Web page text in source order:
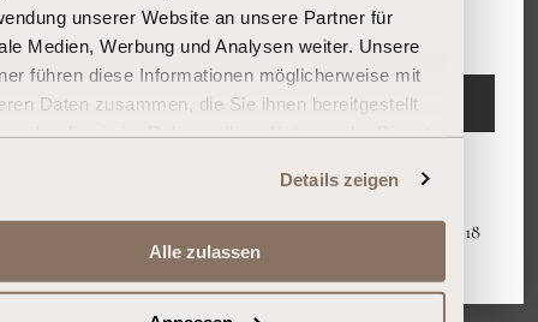
unserer Website an unsere Partner für
Medien, Werbung und Analysen weiter. Unsere
führen diese Informationen möglicherweise mit
Daten zusammen, die Sie ihnen bereitgestellt
Details zeigen
Alle zulassen
Sind Sie 18 Jahre oder älter?
EINTRETEN
Verlassen
Mit dem Eintreten erklären Sie, dass Sie mindestens 18
Jahre alt sind.
Mendoza
Argentinien
0,75 L
Stückpreis
144,00 €/per
l